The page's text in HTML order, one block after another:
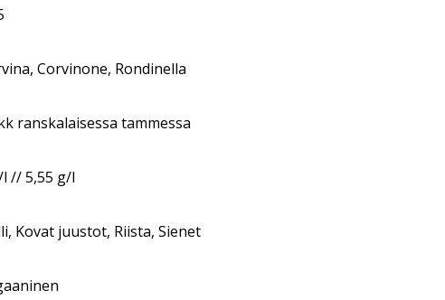
Corvinone, Rondinella
ranskalaisessa tammessa
// 5,55 g/l
Kovat juustot, Riista, Sienet